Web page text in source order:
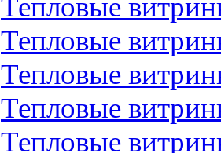
Тепловые
Тепловые
Тепловые
Тепловые
Тепловые